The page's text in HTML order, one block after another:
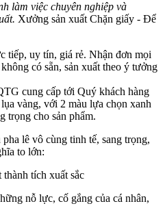
làm việc chuyên nghiệp và
Xưởng sản xuất Chặn giấy - Để
tiếp, uy tín, giá rẻ. Nhận đơn mọi
có sẵn, sản xuất theo ý tưởng
cung cấp tới Quý khách hàng
vàng, với 2 màu lựa chọn xanh
trọng cho sản phẩm.
lê vô cùng tinh tế, sang trọng,
to lớn:
thành tích xuất sắc
nỗ lực, cố gắng của cá nhân,